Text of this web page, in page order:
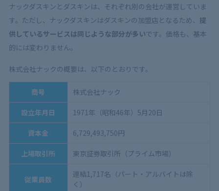
ナックダスキンとダスキンは、それぞれ別の会社が運営していま
す。ただし、ナックダスキンはダスキンの加盟店となるため、 提
供しているサービスは同じような部分が多いです。価格も、基本
的には変わりません。
株式会社ナックの概要は、以下のとおりです。
商号 株式会社ナック
設立年月日 1971年（昭和46年）5月20日
資本金 6,729,493,750円
上場取引所 東京証券取引所（プライム市場）
従業員数
連結1,717名（パート・アルバイトは除
く）